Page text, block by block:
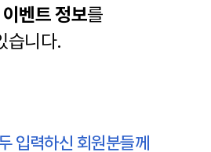
이벤트 정보를
습니다.
입력하신 회원분들께